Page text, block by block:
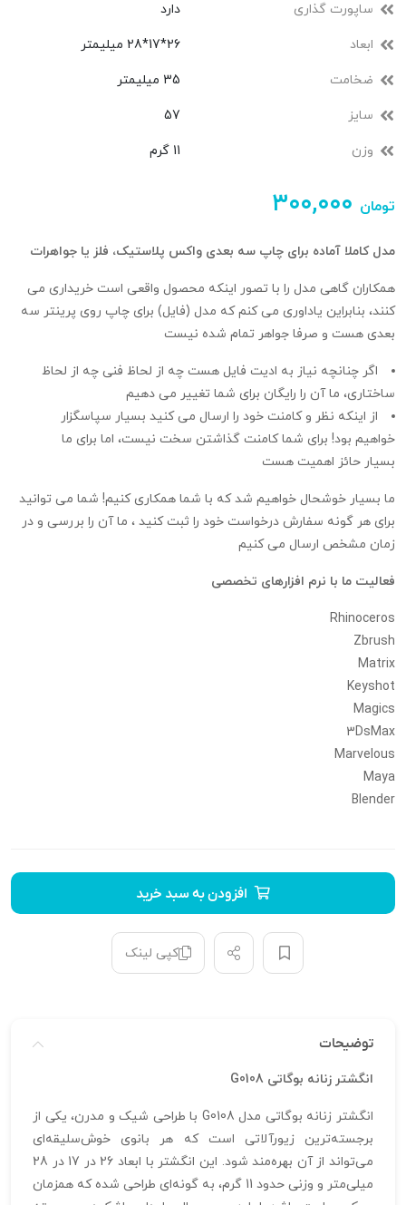
ساپورت گذاری دارد
ابعاد 26*17*28 میلیمتر
ضخامت 35 میلیمتر
سایز 57
وزن 11 گرم
۳۰۰,۰۰۰ تومان
مدل کاملا آماده برای چاپ سه بعدی واکس پلاستیک، فلز یا جواهرات
همکاران گاهی مدل را با تصور اینکه محصول واقعی است خریداری می
کنند، بنابراین یاداوری می کنم که مدل (فایل) برای چاپ روی پرینتر سه
بعدی هست و صرفا جواهر تمام شده نیست
اگر چنانچه نیاز به ادیت فایل هست چه از لحاظ فنی چه از لحاظ
ساختاری، ما آن را رایگان برای شما تغییر می دهیم
از اینکه نظر و کامنت خود را ارسال می کنید بسیار سپاسگزار
خواهیم بود! برای شما کامنت گذاشتن سخت نیست، اما برای ما
بسیار حائز اهمیت هست
ما بسیار خوشحال خواهیم شد که با شما همکاری کنیم! شما می توانید
برای هر گونه سفارش درخواست خود را ثبت کنید ، ما آن را بررسی و در
زمان مشخص ارسال می کنیم
فعالیت ما با نرم افزارهای تخصصی
Rhinoceros
Zbrush
Matrix
Keyshot
Magics
3DsMax
Marvelous
Maya
Blender
افزودن به سبد خرید
کپی لینک
توضیحات
انگشتر زنانه بوگاتی G0108
انگشتر زنانه بوگاتی مدل G0108 با طراحی شیک و مدرن، یکی از
برجسته‌ترین زیورآلاتی است که هر بانوی خوش‌سلیقه‌ای
می‌تواند از آن بهره‌مند شود. این انگشتر با ابعاد 26 در 17 در 28
میلی‌متر و وزنی حدود 11 گرم، به گونه‌ای طراحی شده که همزمان